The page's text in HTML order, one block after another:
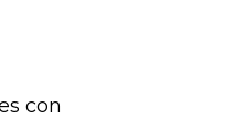
con